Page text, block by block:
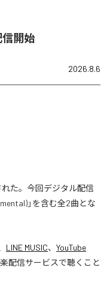
信開始
2026.8.6
れた。今回デジタル配信
」を含む全2曲とな
LINE MUSIC、 YouTube
配信サービスで聴くこと